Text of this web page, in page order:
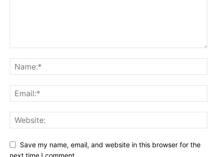
Save my name, email, and website in this browser for the